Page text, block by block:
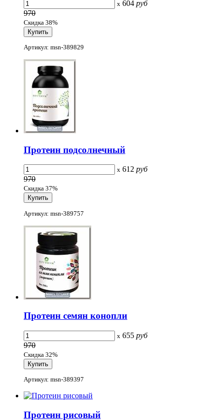
x 604 руб
970
Скидка 38%
Артикул: msn-389829
Протеин подсолнечный
x 612 руб
970
Скидка 37%
Артикул: msn-389757
Протеин семян конопли
x 655 руб
970
Скидка 32%
Артикул: msn-389397
Протеин рисовый